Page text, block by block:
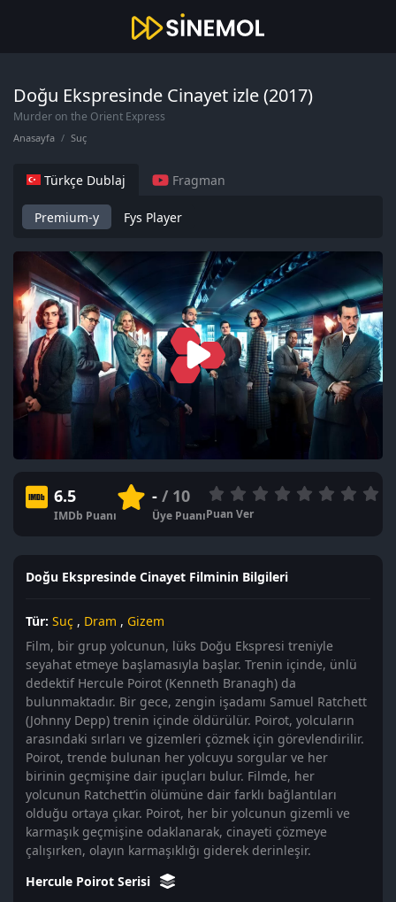
Doğu Ekspresinde Cinayet izle (2017)
Murder on the Orient Express
Anasayfa Suç
Türkçe Dublaj Fragman
Premium-y Fys Player
6.5
IMDb Puanı
-/ 10
Üye PuanıPuan Ver
Doğu Ekspresinde Cinayet Filminin Bilgileri
Tür: Suç , Dram , Gizem
Film, bir grup yolcunun, lüks Doğu Ekspresi treniyle
seyahat etmeye başlamasıyla başlar. Trenin içinde, ünlü
dedektif Hercule Poirot (Kenneth Branagh) da
bulunmaktadır. Bir gece, zengin işadamı Samuel Ratchett
(Johnny Depp) trenin içinde öldürülür. Poirot, yolcuların
arasındaki sırları ve gizemleri çözmek için görevlendirilir.
Poirot, trende bulunan her yolcuyu sorgular ve her
birinin geçmişine dair ipuçları bulur. Filmde, her
yolcunun Ratchett’in ölümüne dair farklı bağlantıları
olduğu ortaya çıkar. Poirot, her bir yolcunun gizemli ve
karmaşık geçmişine odaklanarak, cinayeti çözmeye
çalışırken, olayın karmaşıklığı giderek derinleşir.
Hercule Poirot Serisi